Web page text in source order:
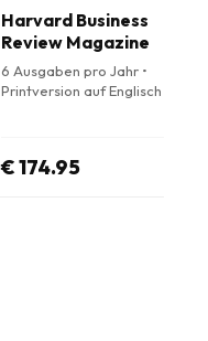
Harvard Business
Review Magazine
6 Ausgaben pro Jahr •
Printversion auf Englisch
€ 174.95